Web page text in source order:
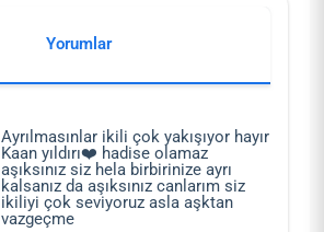
Yorumlar
Ayrılmasınlar ikili çok yakışıyor hayır
Kaan yıldırı❤️ hadise olamaz
aşıksınız siz hela birbirinize ayrı
kalsanız da aşıksınız canlarım siz
ikiliyi çok seviyoruz asla aşktan
vazgeçme